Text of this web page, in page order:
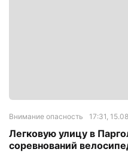
Внимание опасность 17:31,
Легковую улицу в
соревнований